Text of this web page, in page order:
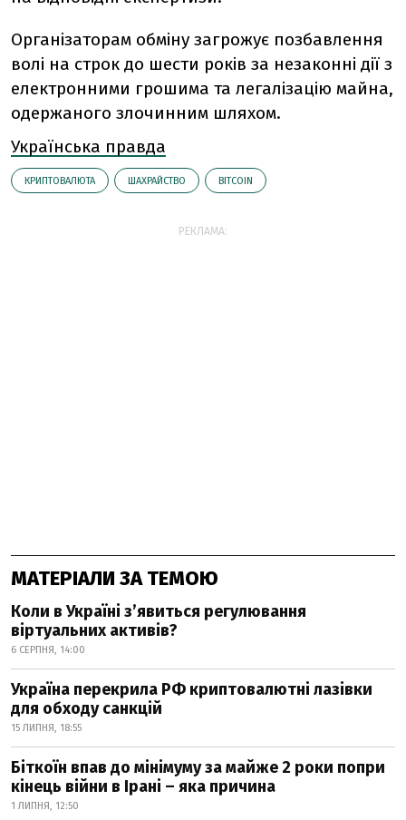
Організаторам обміну загрожує позбавлення
волі на строк до шести років за незаконні дії з
електронними грошима та легалізацію майна,
одержаного злочинним шляхом.
Українська правда
КРИПТОВАЛЮТА ШАХРАЙСТВО BITCOIN
РЕКЛАМА:
МАТЕРІАЛИ ЗА ТЕМОЮ
Коли в Україні з’явиться регулювання
віртуальних активів?
6 СЕРПНЯ, 14:00
Україна перекрила РФ криптовалютні лазівки
для обходу санкцій
15 ЛИПНЯ, 18:55
Біткоїн впав до мінімуму за майже 2 роки попри
кінець війни в Ірані – яка причина
1 ЛИПНЯ, 12:50